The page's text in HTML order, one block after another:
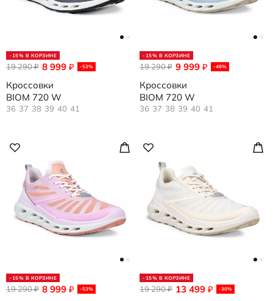
-15% В КОРЗИНЕ
8 999 ₽ -53%
19 290₽
Кроссовки
BIOM 720 W
36 37 38 39 40 41
-15% В КОРЗИНЕ
9 999 ₽ -48%
19 290₽
Кроссовки
BIOM 720 W
36 37 38 39 40 41
-15% В КОРЗИНЕ
8 999 ₽ -53%
19 290₽
-15% В КОРЗИНЕ
13 499 ₽ -30%
19 290₽